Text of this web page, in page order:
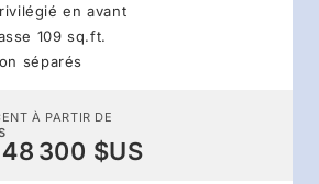
en avant
109 sq.ft.
séparés
À PARTIR DE
48 300 $US